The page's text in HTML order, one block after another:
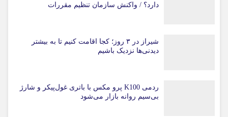
دارد؟ / واکنش سازمان تنظیم مقررات
شیراز در ۳ روز؛ کجا اقامت کنیم تا به بیشتر
دیدنی‌ها نزدیک باشیم
ردمی K100 پرو مکس با باتری غول‌پیکر و شارژ
بی‌سیم روانه بازار می‌شود